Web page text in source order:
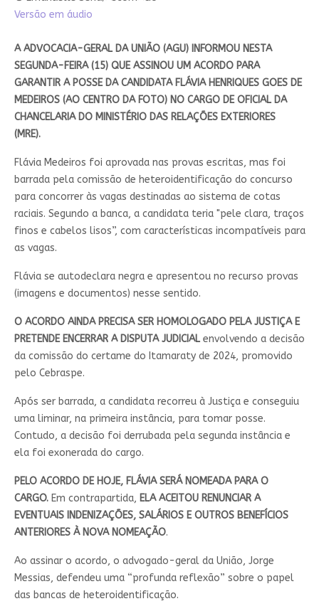
Versão em áudio
A ADVOCACIA-GERAL DA UNIÃO (AGU) INFORMOU NESTA
SEGUNDA-FEIRA (15) QUE ASSINOU UM ACORDO PARA
GARANTIR A POSSE DA CANDIDATA FLÁVIA HENRIQUES GOES DE
MEDEIROS (AO CENTRO DA FOTO) NO CARGO DE OFICIAL DA
CHANCELARIA DO MINISTÉRIO DAS RELAÇÕES EXTERIORES
(MRE).
Flávia Medeiros foi aprovada nas provas escritas, mas foi
barrada pela comissão de heteroidentificação do concurso
para concorrer às vagas destinadas ao sistema de cotas
raciais. Segundo a banca, a candidata teria "pele clara, traços
finos e cabelos lisos”, com características incompatíveis para
as vagas.
Flávia se autodeclara negra e apresentou no recurso provas
(imagens e documentos) nesse sentido.
O ACORDO AINDA PRECISA SER HOMOLOGADO PELA JUSTIÇA E
PRETENDE ENCERRAR A DISPUTA JUDICIALenvolvendo a decisão
da comissão do certame do Itamaraty de 2024, promovido
pelo Cebraspe.
Após ser barrada, a candidata recorreu à Justiça e conseguiu
uma liminar, na primeira instância, para tomar posse.
Contudo, a decisão foi derrubada pela segunda instância e
ela foi exonerada do cargo.
PELO ACORDO DE HOJE, FLÁVIA SERÁ NOMEADA PARA O
CARGO.Em contrapartida, ELA ACEITOU RENUNCIAR A
EVENTUAIS INDENIZAÇÕES, SALÁRIOS E OUTROS BENEFÍCIOS
ANTERIORES À NOVA NOMEAÇÃO.
Ao assinar o acordo, o advogado-geral da União, Jorge
Messias, defendeu uma “profunda reflexão” sobre o papel
das bancas de heteroidentificação.